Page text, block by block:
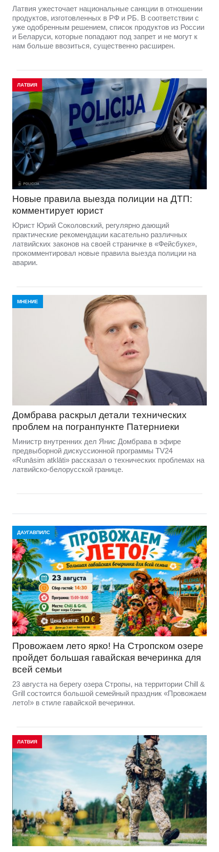
Латвия ужесточает национальные санкции в отношении
продуктов, изготовленных в РФ и РБ. В соответствии с
уже одобренным решением, список продуктов из России
и Беларуси, которые попадают под запрет и не могут к
нам больше ввозиться, существенно расширен.
ЛАТВИЯ
Новые правила выезда полиции на ДТП:
комментирует юрист
Юрист Юрий Соколовский, регулярно дающий
практические рекомендации касательно различных
латвийских законов на своей страничке в «Фейсбуке»,
прокомментировал новые правила выезда полиции на
аварии.
МНЕНИЕ
Домбравa раскрыл детали технических
проблем на погранпункте Патерниеки
Министр внутренних дел Янис Домбрава в эфире
предвыборной дискуссионной программы TV24
«Runāsim atklāti» рассказал о технических проблемах на
латвийско-белорусской границе.
ДАУГАВПИЛС
Провожаем лето ярко! На Стропском озере
пройдет большая гавайская вечеринка для
всей семьи
23 августа на берегу озера Стропы, на территории Chill &
Grill состоится большой семейный праздник «Провожаем
лето!» в стиле гавайской вечеринки.
ЛАТВИЯ